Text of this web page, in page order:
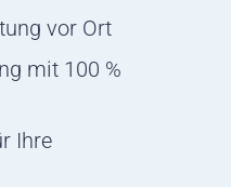
vor Ort
mit 100 %
Ihre